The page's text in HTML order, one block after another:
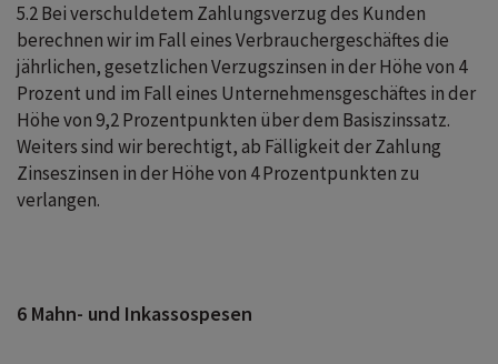
5.2 Bei verschuldetem Zahlungsverzug des Kunden
berechnen wir im Fall eines Verbrauchergeschäftes die
jährlichen, gesetzlichen Verzugszinsen in der Höhe von 4
Prozent und im Fall eines Unternehmensgeschäftes in der
Höhe von 9,2 Prozentpunkten über dem Basiszinssatz.
Weiters sind wir berechtigt, ab Fälligkeit der Zahlung
Zinseszinsen in der Höhe von 4 Prozentpunkten zu
verlangen.
6 Mahn- und Inkassospesen